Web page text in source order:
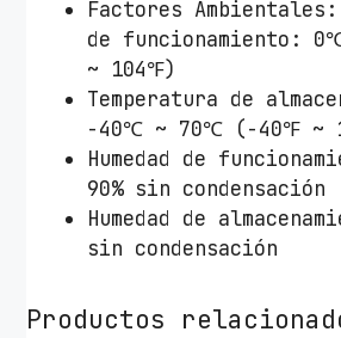
Factores Ambientales:
de funcionamiento:
~ 104℉)
Temperatura de
-40℃ ~ 70℃ (-40℉ ~
Humedad de
90% sin condensación
Humedad de
sin condensación
Productos